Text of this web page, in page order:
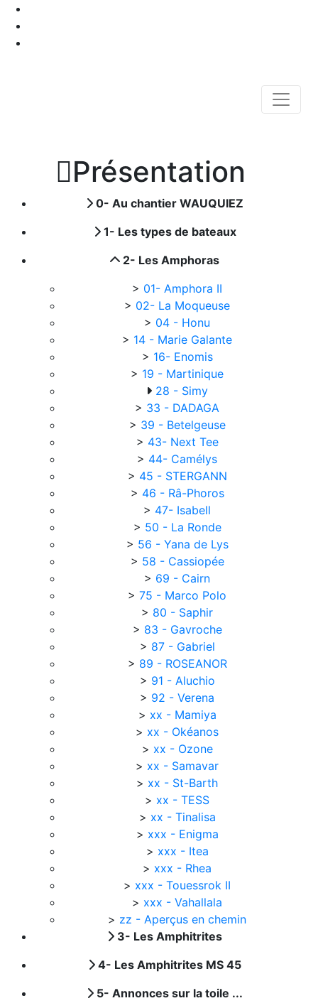
Présentation
0- Au chantier WAUQUIEZ
1- Les types de bateaux
2- Les Amphoras
> 01- Amphora II
> 02- La Moqueuse
> 04 - Honu
> 14 - Marie Galante
> 16- Enomis
> 19 - Martinique
28 - Simy
> 33 - DADAGA
> 39 - Betelgeuse
> 43- Next Tee
> 44- Camélys
> 45 - STERGANN
> 46 - Râ-Phoros
> 47- Isabell
> 50 - La Ronde
> 56 - Yana de Lys
> 58 - Cassiopée
> 69 - Cairn
> 75 - Marco Polo
> 80 - Saphir
> 83 - Gavroche
> 87 - Gabriel
> 89 - ROSEANOR
> 91 - Aluchio
> 92 - Verena
> xx - Mamiya
> xx - Okéanos
> xx - Ozone
> xx - Samavar
> xx - St-Barth
> xx - TESS
> xx - Tinalisa
> xxx - Enigma
> xxx - Itea
> xxx - Rhea
> xxx - Touessrok II
> xxx - Vahallala
> zz - Aperçus en chemin
3- Les Amphitrites
4- Les Amphitrites MS 45
5- Annonces sur la toile ...